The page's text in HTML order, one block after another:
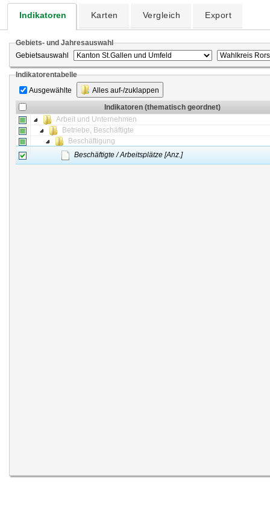
Indikatoren Karten Vergleich Export
Gebiets- und Jahresauswahl
Gebietsauswahl
Indikatorentabelle
Ausgewählte
Alles auf-/zuklappen
Indikatoren (thematisch geordnet)
Arbeit und Unternehmen
Betriebe, Beschäftigte
Beschäftigung
Beschäftigte / Arbeitsplätze [Anz.]